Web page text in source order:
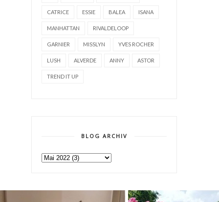
CATRICE ESSIE BALEA ISANA
MANHATTAN RIVALDELOOP
GARNIER MISSLYN YVES ROCHER
LUSH ALVERDE ANNY ASTOR
TREND IT UP
BLOG ARCHIV